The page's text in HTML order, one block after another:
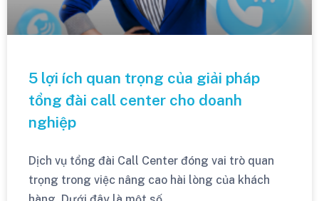
5 lợi ích quan trọng của giải pháp
tổng đài call center cho doanh
nghiệp
Dịch vụ tổng đài Call Center đóng vai trò quan
trọng trong việc nâng cao hài lòng của khách